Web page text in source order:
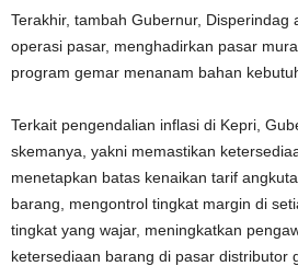
Terakhir, tambah Gubernur, Disperindag
operasi pasar, menghadirkan pasar
program gemar menanam bahan
Terkait pengendalian inflasi di Kepri,
skemanya, yakni memastikan
menetapkan batas kenaikan tarif
barang, mengontrol tingkat margin di
tingkat yang wajar, meningkatkan
ketersediaan barang di pasar distributor